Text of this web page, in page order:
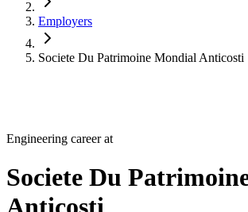
Employers
Societe Du Patrimoine Mondial Anticosti
Engineering career at
Societe Du